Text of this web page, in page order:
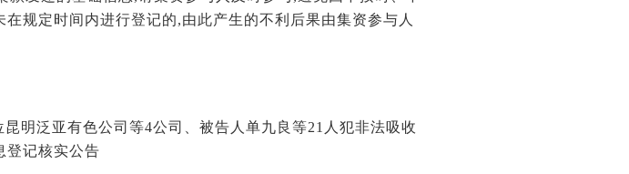
规定时间内进行登记的,由此产生的不利后果由集资参与人
明泛亚有色公司等4公司、被告人单九良等21人犯非法吸收
登记核实公告